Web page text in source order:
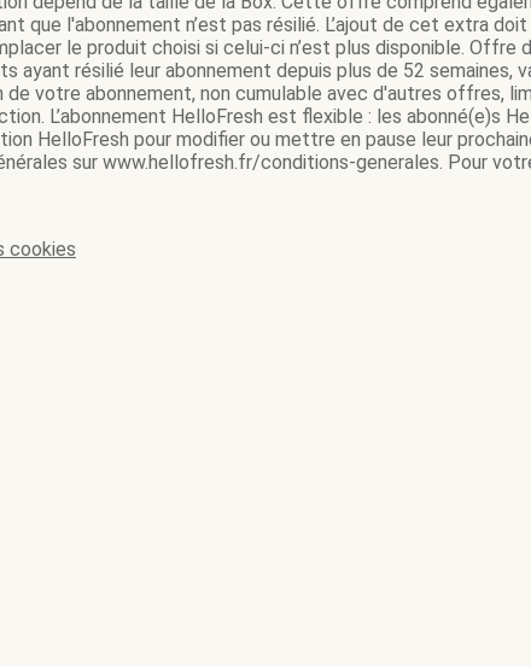
que l'abonnement n’est pas résilié. L’ajout de cet extra
le produit choisi si celui-ci n’est plus disponible.
ayant résilié leur abonnement depuis plus de 52 semaines,
de votre abonnement, non cumulable avec d'autres offres,
L’abonnement HelloFresh est flexible : les abonné(e)s
HelloFresh pour modifier ou mettre en pause leur
sur www.hellofresh.fr/conditions-generales. Pour
cookies